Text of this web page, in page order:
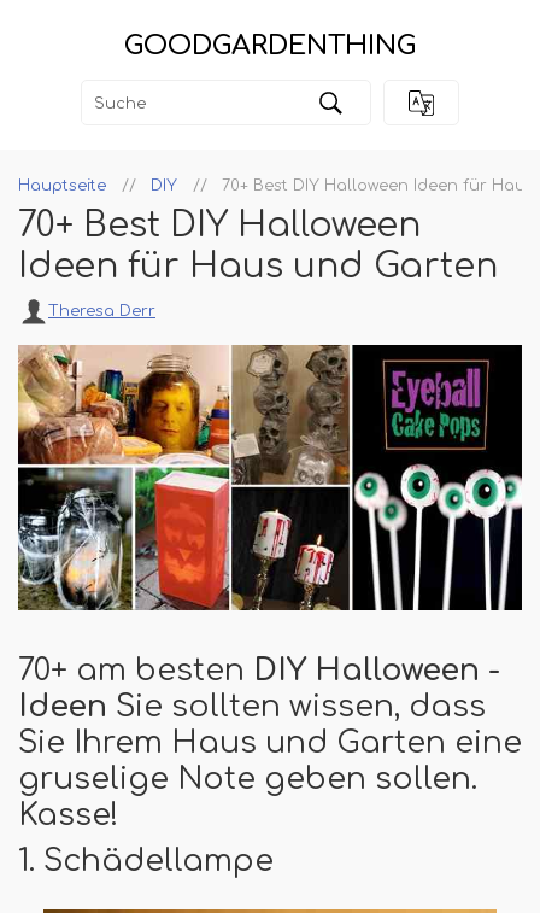
GOODGARDENTHING
Hauptseite DIY 70+ Best DIY Halloween Ideen für
70+ Best DIY Halloween
Ideen für Haus und Garten
Theresa Derr
70+ am besten DIY Halloween -
Ideen Sie sollten wissen, dass
Sie Ihrem Haus und Garten eine
gruselige Note geben sollen.
Kasse!
1. Schädellampe